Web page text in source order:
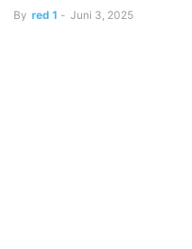
By red 1 - Juni 3, 2025